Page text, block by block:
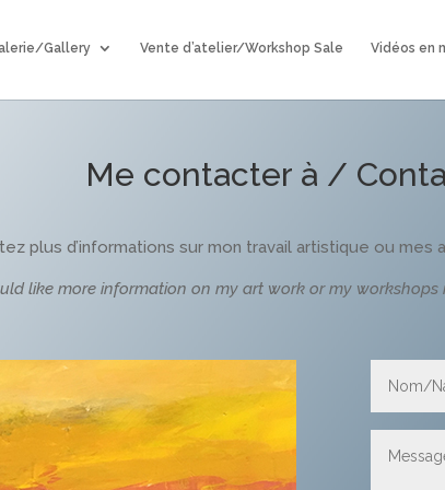
Gallery Vente d’atelier/Workshop Sale Vidéos en
Me contacter à /
plus d’informations sur mon travail artistique ou
like more information on my art work or my workshops